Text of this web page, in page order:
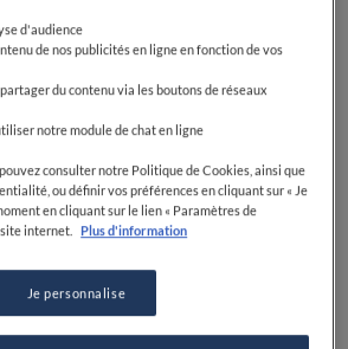
d'audience
de nos publicités en ligne en fonction de vos
du contenu via les boutons de réseaux
notre module de chat en ligne
consulter notre Politique de Cookies, ainsi que
ou définir vos préférences en cliquant sur « Je
en cliquant sur le lien « Paramètres de
internet.
Plus d'information
Je personnalise